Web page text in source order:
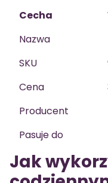
Cecha
Nazwa
SKU
Cena
Producent
Pasuje do
Jak